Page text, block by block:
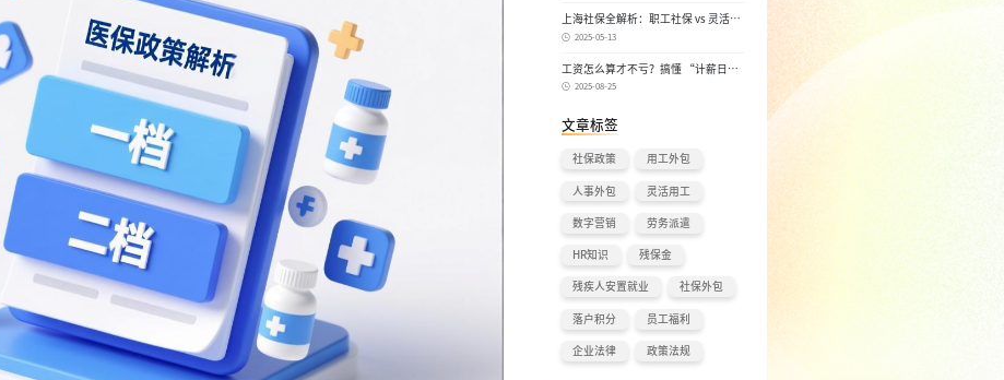
上海社保全解析：职工社保 vs 灵活就
业社保，区别在哪？一次讲清楚！
2025-05-13
工资怎么算才不亏？搞懂 “计薪日”
和 “实际工作日”，少扣钱多拿钱！
2025-08-25
文章标签
社保政策 用工外包
人事外包 灵活用工
数字营销 劳务派遣
HR知识 残保金
残疾人安置就业 社保外包
落户积分 员工福利
企业法律 政策法规